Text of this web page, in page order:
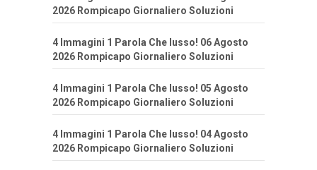
2026 Rompicapo Giornaliero Soluzioni
4 Immagini 1 Parola Che lusso! 06 Agosto
2026 Rompicapo Giornaliero Soluzioni
4 Immagini 1 Parola Che lusso! 05 Agosto
2026 Rompicapo Giornaliero Soluzioni
4 Immagini 1 Parola Che lusso! 04 Agosto
2026 Rompicapo Giornaliero Soluzioni